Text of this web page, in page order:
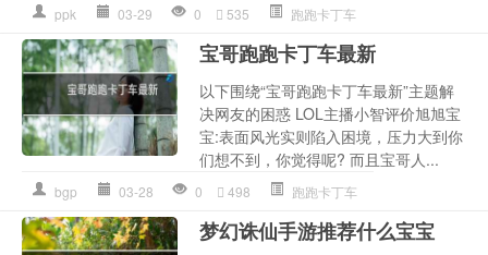
ppk 03-29 0 535 跑跑卡丁车
宝哥跑跑卡丁车最新
以下围绕“宝哥跑跑卡丁车最新”主题解
决网友的困惑 LOL主播小智评价旭旭宝
宝:表面风光实则陷入困境，压力大到你
们想不到，你觉得呢? 而且宝哥人...
bgp 03-28 0 498 跑跑卡丁车
梦幻诛仙手游推荐什么宝宝